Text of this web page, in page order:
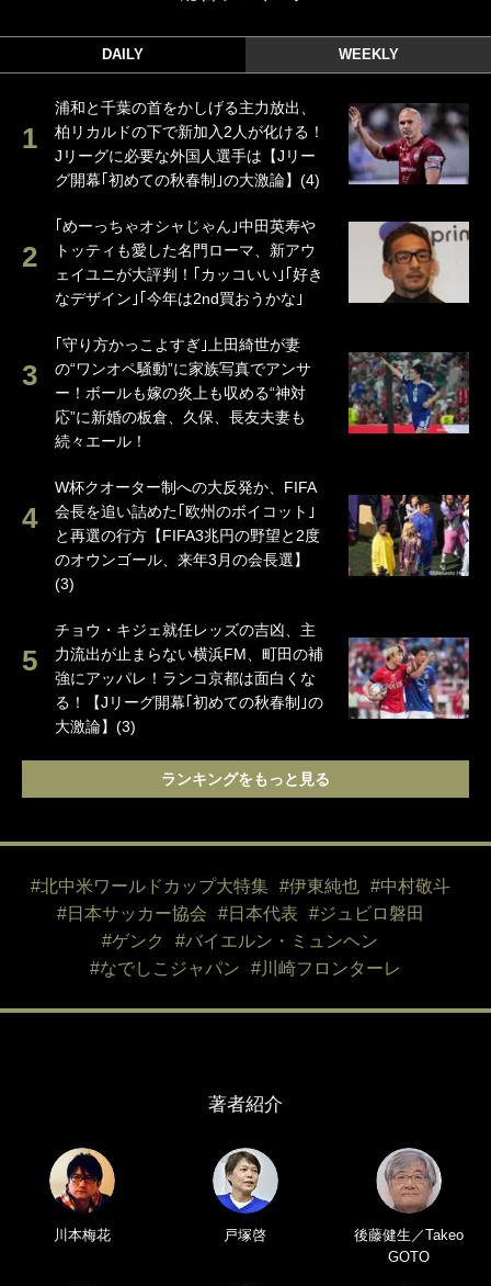
DAILY WEEKLY
浦和と千葉の首をかしげる主力放出、
柏リカルドの下で新加入2人が化ける！
Jリーグに必要な外国人選手は【Jリー
グ開幕｢初めての秋春制｣の大激論】(4)
｢めーっちゃオシャじゃん｣中田英寿や
トッティも愛した名門ローマ、新アウ
ェイユニが大評判！｢カッコいい｣｢好き
なデザイン｣｢今年は2nd買おうかな｣
｢守り方かっこよすぎ｣上田綺世が妻
の“ワンオペ騒動”に家族写真でアンサ
ー！ボールも嫁の炎上も収める“神対
応”に新婚の板倉、久保、長友夫妻も
続々エール！
W杯クオーター制への大反発か、FIFA
会長を追い詰めた｢欧州のボイコット｣
と再選の行方【FIFA3兆円の野望と2度
のオウンゴール、来年3月の会長選】
(3)
チョウ・キジェ就任レッズの吉凶、主
力流出が止まらない横浜FM、町田の補
強にアッパレ！ランコ京都は面白くな
る！【Jリーグ開幕｢初めての秋春制｣の
大激論】(3)
ランキングをもっと見る
#北中米ワールドカップ大特集 #伊東純也
#中村敬斗
#日本サッカー協会
#日本代表
#ジュビロ磐田
#ゲンク
#バイエルン・ミュンヘン
#なでしこジャパン
#川崎フロンターレ
著者紹介
川本梅花 戸塚啓
後藤健生／Takeo
GOTO